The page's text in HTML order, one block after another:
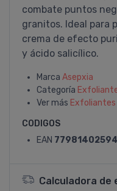
combate puntos
granitos. Ideal para
crema de efecto
y ácido salicí­lico.
Marca Asepxia
Categoría
Ver más Exfoliantes
CODIGOS
EAN
Calculadora de